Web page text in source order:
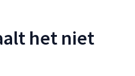
het niet